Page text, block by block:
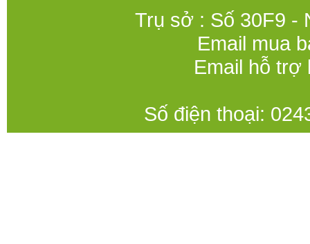
Trụ sở : Số 30F9 -
Email mua
Email hỗ trợ
Số điện thoại: